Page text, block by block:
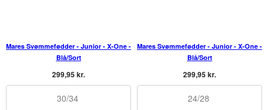
Mares Svømmefødder - Junior - X-One -
Blå/Sort
299,95 kr.
30/34
Mares Svømmefødder - Junior - X-One -
Blå/Sort
299,95 kr.
24/28